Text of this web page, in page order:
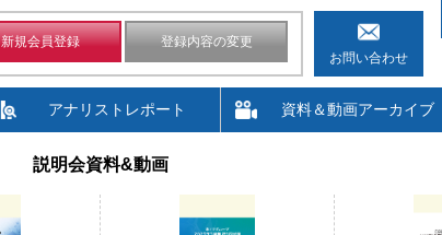
新規会員登録
登録内容の変更
お問い合わせ
アナリストレポート 資料＆動画アーカイブ
説明会資料&動画